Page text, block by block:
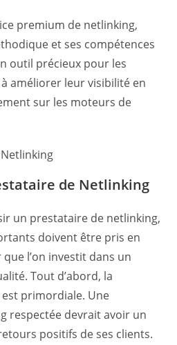
premium de netlinking,
et ses compétences
outil précieux pour les
améliorer leur visibilité en
sur les moteurs de
de Netlinking
un prestataire de netlinking,
doivent être pris en
l’on investit dans un
Tout d’abord, la
est primordiale. Une
respectée devrait avoir un
positifs de ses clients.